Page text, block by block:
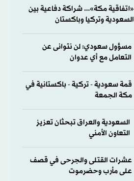
«اتفاقية مكة»... شراكة دفاعية بين
السعودية وتركيا وباكستان
مسؤول سعودي: لن نتوانى عن
التعامل مع أي عدوان
قمة سعودية - تركية - باكستانية في
مكة الجمعة
السعودية والعراق تبحثان تعزيز
التعاون الأمني
عشرات القتلى والجرحى في قصف
على مأرب وحضرموت